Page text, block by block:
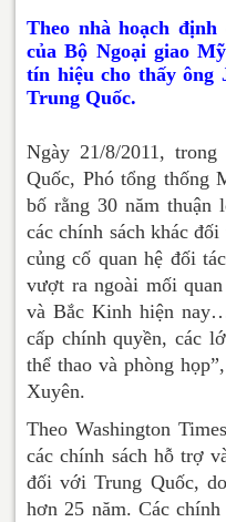
Theo nhà hoạch
của Bộ Ngoại giao
tín hiệu cho thấy ông
Trung Quốc.
Ngày 21/8/2011,
Quốc, Phó tổng thống
bố rằng 30 năm
các chính sách khác
củng cố quan hệ đối
vượt ra ngoài mối
và Bắc Kinh hiện
cấp chính quyền, các
thể thao và phòng
Xuyên.
Theo Washington
các chính sách hỗ trợ
đối với Trung Quốc,
hơn 25 năm. Các